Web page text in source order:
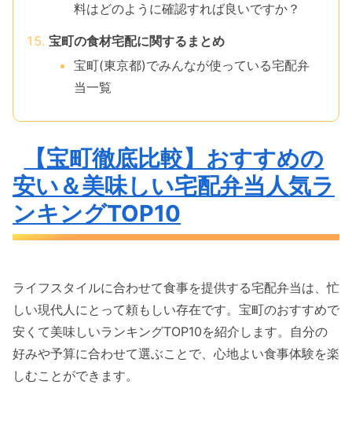
料はどのように確認すれば良いですか？
宝町の食材宅配に関するまとめ
宝町(東京都)でみんなが使っている宅配弁
当一覧
【宝町徹底比較】おすすめの
安い＆美味しい宅配弁当人気ラ
ンキングTOP10
ライフスタイルに合わせて食事を提供する宅配弁当は、忙
しい現代人にとって頼もしい存在です。宝町のおすすめで
安くて美味しいランキングTOP10を紹介します。自分の
好みや予算に合わせて選ぶことで、心地よい食事体験を楽
しむことができます。